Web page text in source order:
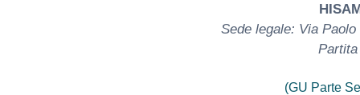
Sede legale: Via
Partita
(GU Parte